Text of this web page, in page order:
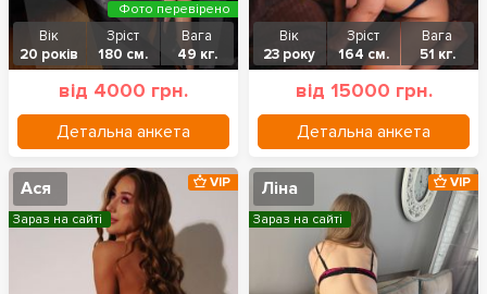
Вік
20 років
Зріст
180 см.
Вага
49 кг.
від 4000 грн.
Детальна анкета
Фото перевірено
Вік
23 року
Зріст
164 см.
Вага
51 кг.
від 15000 грн.
Детальна анкета
Ася VIP
Зараз на сайті
Ліна VIP
Зараз на сайті